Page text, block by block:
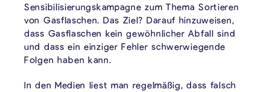
Sensibilisierungskampagne zum Thema Sortieren
von Gasflaschen. Das Ziel? Darauf hinzuweisen,
dass Gasflaschen kein gewöhnlicher Abfall sind
und dass ein einziger Fehler schwerwiegende
Folgen haben kann.
In den Medien liest man regelmäßig, dass falsch